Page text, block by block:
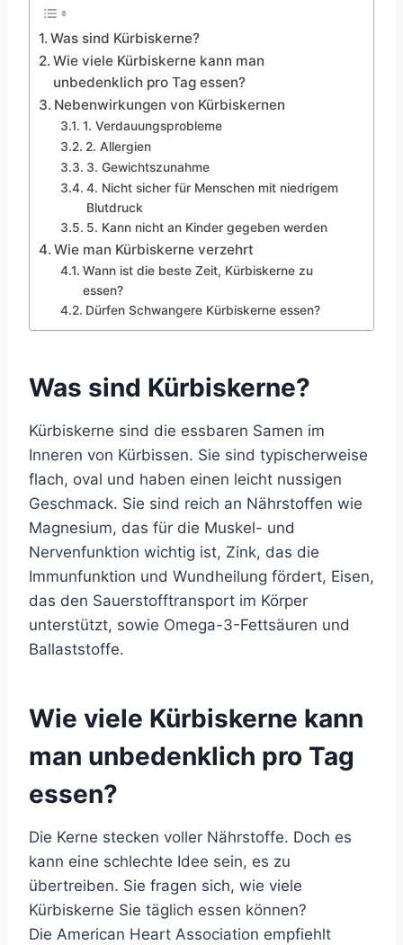
Was sind Kürbiskerne?
Wie viele Kürbiskerne kann man
unbedenklich pro Tag essen?
Nebenwirkungen von Kürbiskernen
1. Verdauungsprobleme
2. Allergien
3. Gewichtszunahme
4. Nicht sicher für Menschen mit niedrigem
Blutdruck
5. Kann nicht an Kinder gegeben werden
Wie man Kürbiskerne verzehrt
Wann ist die beste Zeit, Kürbiskerne zu
essen?
Dürfen Schwangere Kürbiskerne essen?
Was sind Kürbiskerne?
Kürbiskerne sind die essbaren Samen im
Inneren von Kürbissen. Sie sind typischerweise
flach, oval und haben einen leicht nussigen
Geschmack. Sie sind reich an Nährstoffen wie
Magnesium, das für die Muskel- und
Nervenfunktion wichtig ist, Zink, das die
Immunfunktion und Wundheilung fördert, Eisen,
das den Sauerstofftransport im Körper
unterstützt, sowie Omega-3-Fettsäuren und
Ballaststoffe.
Wie viele Kürbiskerne kann
man unbedenklich pro Tag
essen?
Die Kerne stecken voller Nährstoffe. Doch es
kann eine schlechte Idee sein, es zu
übertreiben. Sie fragen sich, wie viele
Kürbiskerne Sie täglich essen können?
Die American Heart Association empfiehlt